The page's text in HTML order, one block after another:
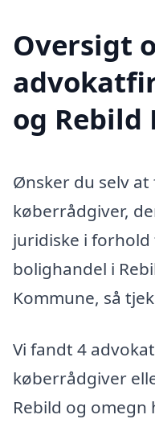
Oversigt
og Rebild
Ønsker du selv
køberrådgiver,
juridiske i
bolighandel i
Kommune, så
Vi fandt 4
køberrådgiver
Rebild og omegn